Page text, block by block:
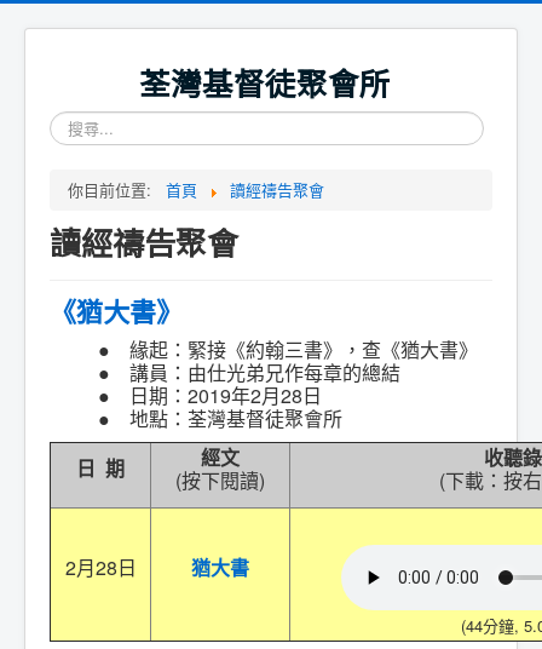
荃灣基督徒聚會所
搜
尋...
你目前位置:
首頁 讀經禱告聚會
讀經禱告聚會
《猶大書》
● 緣起 ：緊接《約翰三書》，查《猶大書》
● 講員：由仕光弟兄作每章的總結
● 日期：2019年2月28日
● 地點：荃灣基督徒聚會所
日 期
經文
(按下閱讀)
收聽
(下載： 按
2月28日 猶大書
(44分鐘,